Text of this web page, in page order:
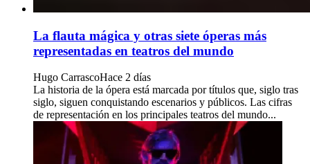
La flauta mágica y otras siete óperas más
representadas en teatros del mundo
Hugo CarrascoHace 2 días
La historia de la ópera está marcada por títulos que, siglo tras
siglo, siguen conquistando escenarios y públicos. Las cifras
de representación en los principales teatros del mundo...